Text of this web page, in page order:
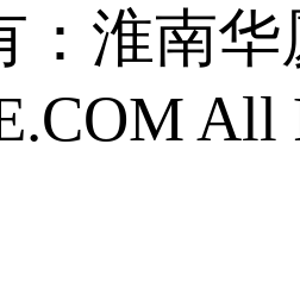
淮南华
All